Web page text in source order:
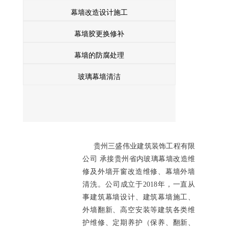
幕墙改造设计施工
幕墙胶更换修补
幕墙的防腐处理
玻璃幕墙清洁
贵州三盛伟业建筑装饰工程有限
公司 承接贵州省内玻璃幕墙改造维
修及外墙开窗改造维修、幕墙外墙
清洗。公司成立于2018年，一直从
事建筑幕墙设计、建筑幕墙施工、
外墙翻新、高空安装等建筑各类维
护维修、定期养护（保养、翻新、